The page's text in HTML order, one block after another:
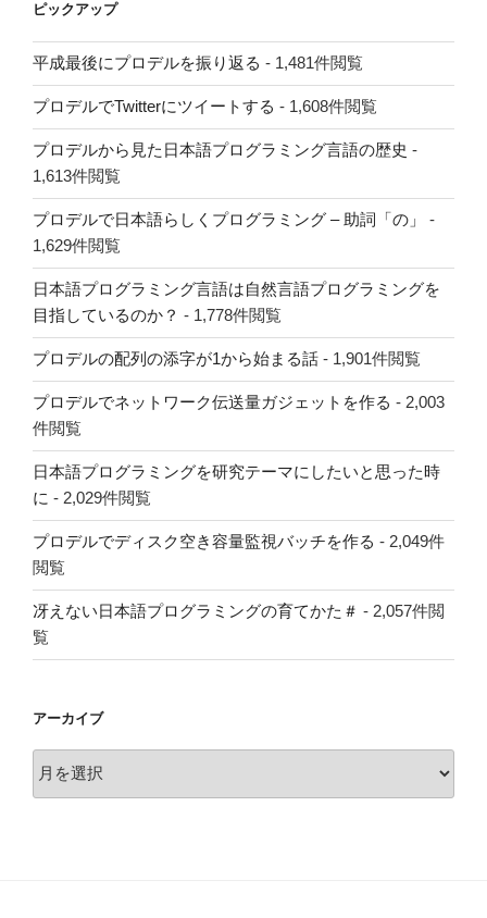
ピックアップ
平成最後にプロデルを振り返る - 1,481件閲覧
プロデルでTwitterにツイートする - 1,608件閲覧
プロデルから見た日本語プログラミング言語の歴史 -
1,613件閲覧
プロデルで日本語らしくプログラミング – 助詞「の」
-
1,629件閲覧
日本語プログラミング言語は自然言語プログラミングを
目指しているのか？ - 1,778件閲覧
プロデルの配列の添字が1から始まる話 - 1,901件閲覧
プロデルでネットワーク伝送量ガジェットを作る - 2,003
件閲覧
日本語プログラミングを研究テーマにしたいと思った時
に - 2,029件閲覧
プロデルでディスク空き容量監視バッチを作る - 2,049件
閲覧
冴えない日本語プログラミングの育てかた＃ - 2,057件閲
覧
アーカイブ
ー